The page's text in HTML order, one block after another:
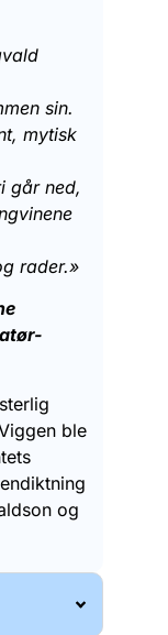
sin.
mytisk
går ned,
rader.»
ble
og